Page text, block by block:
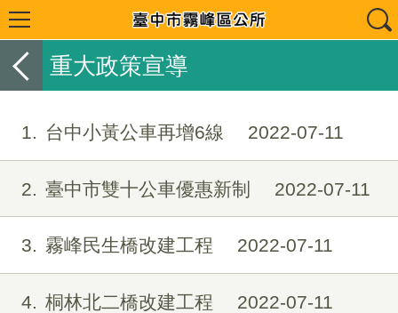
重大政策宣導
1 台中小黃公車再增6線 2022-07-11
2 臺中市雙十公車優惠新制 2022-07-11
3 霧峰民生橋改建工程 2022-07-11
4 桐林北二橋改建工程 2022-07-11